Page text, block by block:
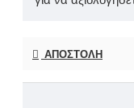
ΑΠΟΣΤΟΛΉ